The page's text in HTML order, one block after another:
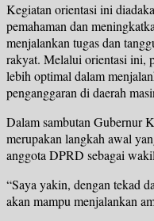
Kegiatan orientasi ini
pemahaman dan
menjalankan tugas dan
rakyat. Melalui orientasi ini,
lebih optimal dalam
penganggaran di daerah
Dalam sambutan Gubernur
merupakan langkah awal
anggota DPRD sebagai
“Saya yakin, dengan tekad
akan mampu menjalankan